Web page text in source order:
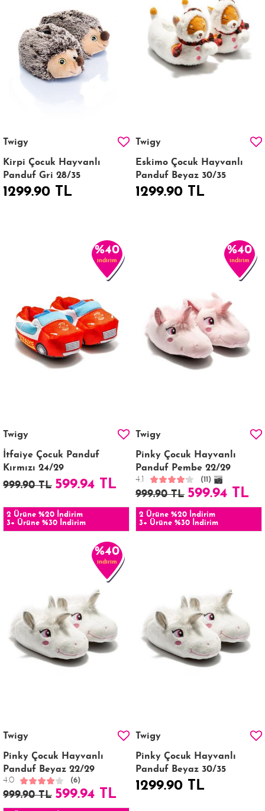
Twigy
Kirpi Çocuk Hayvanlı
Panduf Gri 28/35
1299.90 TL
Twigy
Eskimo Çocuk Hayvanlı
Panduf Beyaz 30/35
1299.90 TL
%40
indirim
Twigy
İtfaiye Çocuk Panduf
Kırmızı 24/29
999.90 TL 599.94 TL
2 Ürüne %20 İndirim
3+ Ürüne %30 İndirim
%40
indirim
Twigy
Pinky Çocuk Hayvanlı
Panduf Pembe 22/29
4.1 (11)
999.90 TL 599.94 TL
2 Ürüne %20 İndirim
3+ Ürüne %30 İndirim
%40
indirim
Twigy
Pinky Çocuk Hayvanlı
Panduf Beyaz 22/29
4.0 (6)
999.90 TL 599.94 TL
Twigy
Pinky Çocuk Hayvanlı
Panduf Beyaz 30/35
1299.90 TL